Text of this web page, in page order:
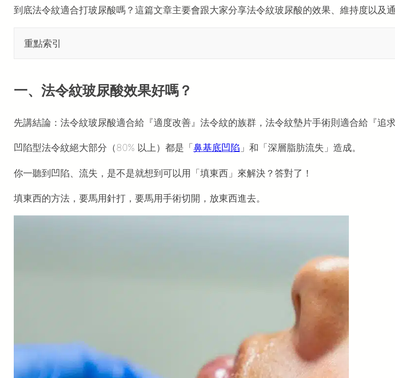
到底法令紋適合打玻尿酸嗎？這篇文章主要會跟大家分享法令紋玻尿酸的效果、維持度以及
重點索引
重點索引
（一）凹陷型法令紋效果好
（二）下垂型、肌肉型法令紋效果差
二、法令紋玻尿酸優缺點
（一）法令紋玻尿酸優點
三、法令紋玻尿酸安全嗎？
四、法令紋玻尿酸幾cc？
一、法令紋玻尿酸效果好嗎？
先講結論：法令紋玻尿酸適合給『適度改善』法令紋的族群，法令紋墊片手術則適合給『追
凹陷型法令紋絕大部分（80% 以上）都是「鼻基底凹陷 」和「深層脂肪流失」造成。
你一聽到凹陷、流失，是不是就想到可以用「填東西」來解決？答對了！
填東西的方法，要馬用針打，要馬用手術切開，放東西進去。